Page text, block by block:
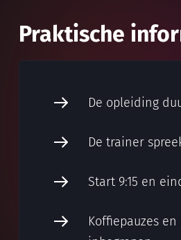
Praktische
De opleiding
De trainer
Start 9:15 en
Koffiepauzes